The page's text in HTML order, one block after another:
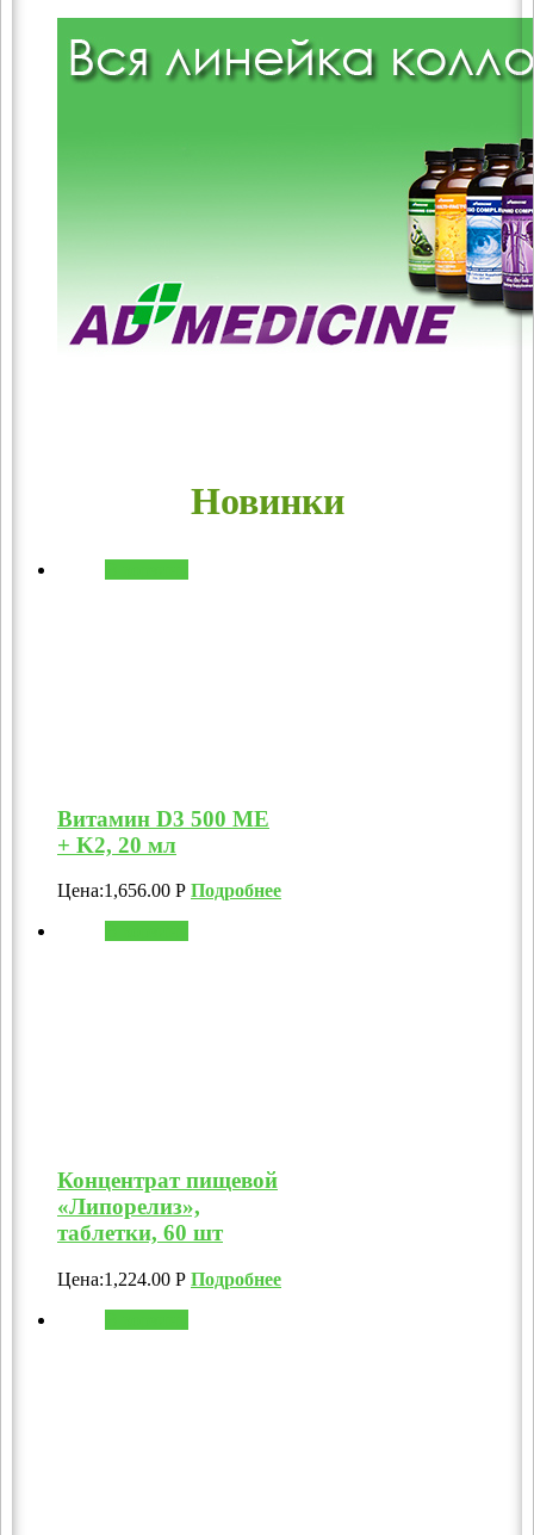
Новинки
Витамин D3 500 МЕ
+ K2, 20 мл
Цена:1,656.00 Р Подробнее
Концентрат пищевой
«Липорелиз»,
таблетки, 60 шт
Цена:1,224.00 Р Подробнее